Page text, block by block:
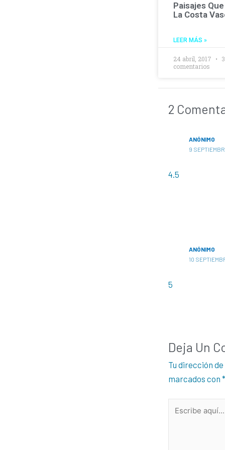
Paisajes
La Costa
LEER MÁS »
24 abril, 2017
3
comentarios
2
ANÓNIMO
9
4.5
ANÓNIMO
10
5
Deja Un
Tu dirección
marcados con